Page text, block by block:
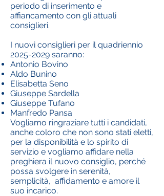
periodo di inserimento e
affiancamento con gli attuali
consiglieri.
I nuovi consiglieri per il quadriennio
2025-2029 saranno:
Antonio Bovino
Aldo Bunino
Elisabetta Seno
Giuseppe Sardella
Giuseppe Tufano
Manfredo Pansa
Vogliamo ringraziare tutti i candidati,
anche coloro che non sono stati eletti,
per la disponibilità e lo spirito di
servizio e vogliamo affidare nella
preghiera il nuovo consiglio, perché
possa svolgere in serenità,
semplicità, affidamento e amore il
suo incarico.